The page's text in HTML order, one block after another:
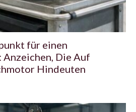
für einen
Die Auf
Hindeuten